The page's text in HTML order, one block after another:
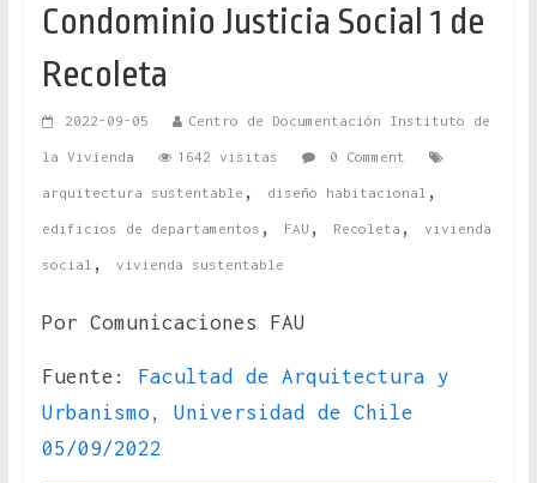
Condominio Justicia Social 1 de
Recoleta
2022-09-05 Centro de Documentación Instituto de
la Vivienda 1642 visitas 0 Comment
arquitectura sustentable , diseño habitacional ,
edificios de departamentos , FAU , Recoleta , vivienda
social , vivienda sustentable
Por Comunicaciones FAU
Fuente: Facultad de Arquitectura y
Urbanismo, Universidad de Chile
05/09/2022